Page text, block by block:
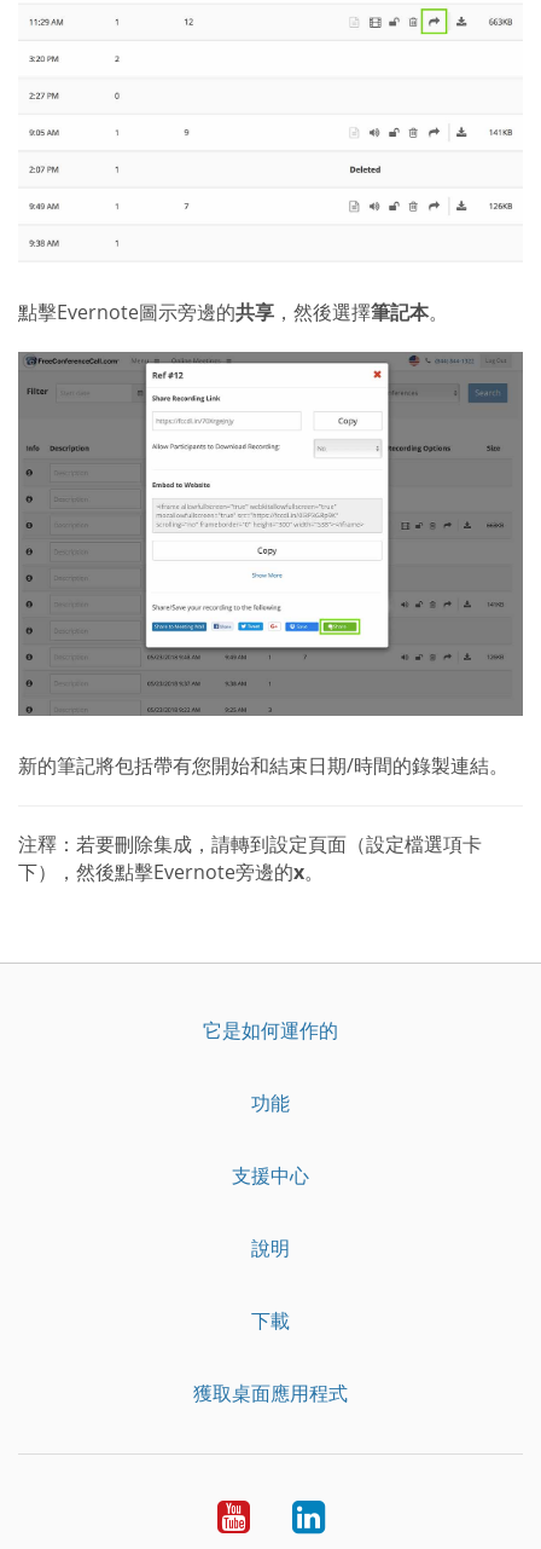
點擊Evernote圖示旁邊的共享 ，然後選擇筆記本。
新的筆記將包括帶有您開始和結束日期/時間的錄製連結。
注釋：若要刪除集成，請轉到設定頁面（設定檔選項卡
下），然後點擊Evernote旁邊的x。
它是如何運作的
功能
支援中心
說明
下載
獲取桌面應用程式
YouTubeLinkedIn